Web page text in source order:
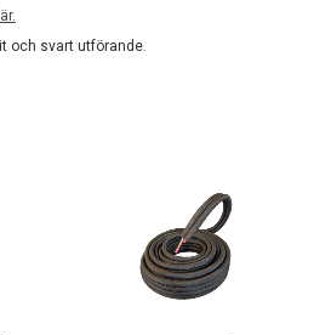
och svart utförande.